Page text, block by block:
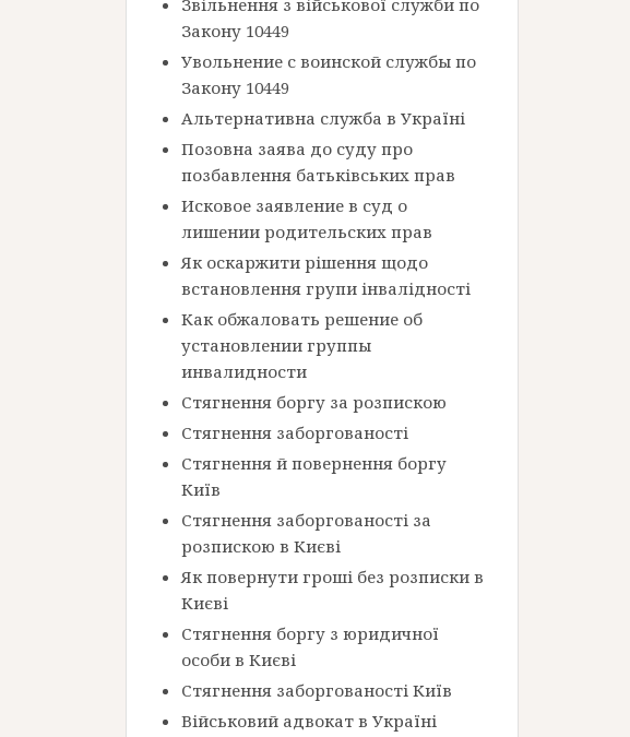
Звільнення з військової служби по
Закону 10449
Увольнение с воинской службы по
Закону 10449
Альтернативна служба в Україні
Позовна заява до суду про
позбавлення батьківських прав
Исковое заявление в суд о
лишении родительских прав
Як оскаржити рішення щодо
встановлення групи інвалідності
Как обжаловать решение об
установлении группы
инвалидности
Стягнення боргу за розпискою
Стягнення заборгованості
Стягнення й повернення боргу
Київ
Стягнення заборгованості за
розпискою в Києві
Як повернути гроші без розписки в
Києві
Стягнення боргу з юридичної
особи в Києві
Стягнення заборгованості Київ
Військовий адвокат в Україні